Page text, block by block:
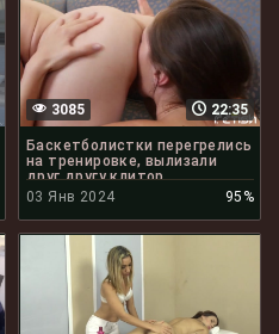
22:35
3085
Баскетболистки перегрелись
на тренировке, вылизали
друг другу клитор
03 Янв 2024
95%